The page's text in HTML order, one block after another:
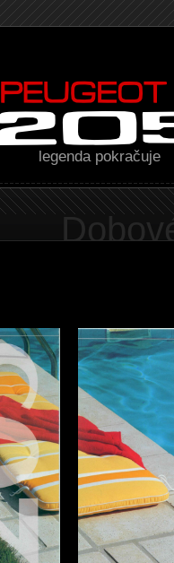
legenda pokračuje